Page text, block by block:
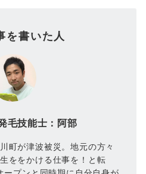
を書いた人
毛技能士：阿部
町が津波被災。地元の方々
ををかける仕事を！と転